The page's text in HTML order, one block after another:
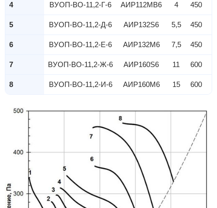
4 ВУОП-ВО-11,2-Г-6 АИР112MB6 4 450
5 ВУОП-ВО-11,2-Д-6 АИР132S6 5,5 450
6 ВУОП-ВО-11,2-Е-6 АИР132M6 7,5 450
7 ВУОП-ВО-11,2-Ж-6 АИР160S6 11 600
8 ВУОП-ВО-11,2-И-6 АИР160M6 15 600